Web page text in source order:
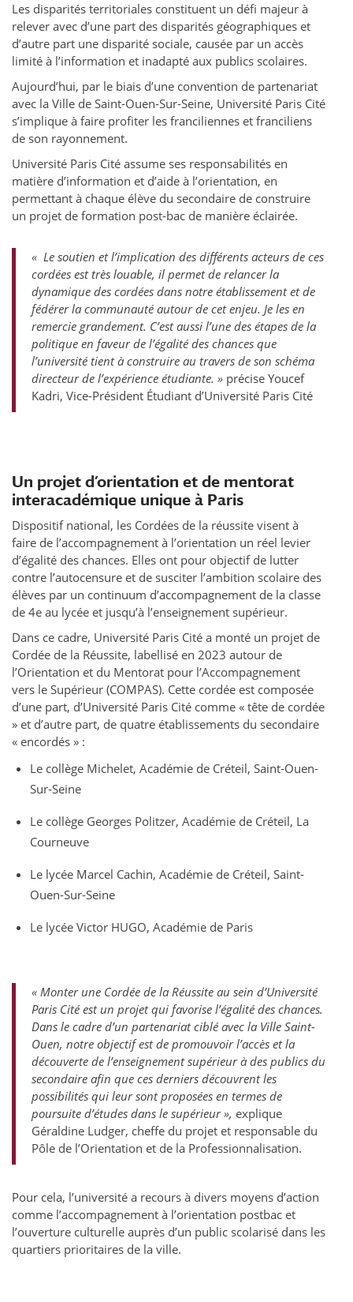
Les disparités territoriales constituent un défi majeur à
relever avec d’une part des disparités géographiques et
d’autre part une disparité sociale, causée par un accès
limité à l’information et inadapté aux publics scolaires.
Aujourd’hui, par le biais d’une convention de partenariat
avec la Ville de Saint-Ouen-Sur-Seine, Université Paris Cité
s’implique à faire profiter les franciliennes et franciliens
de son rayonnement.
Université Paris Cité assume ses responsabilités en
matière d’information et d’aide à l’orientation, en
permettant à chaque élève du secondaire de construire
un projet de formation post-bac de manière éclairée.
« Le soutien et l’implication des différents acteurs de ces
cordées est très louable, il permet de relancer la
dynamique des cordées dans notre établissement et de
fédérer la communauté autour de cet enjeu. Je les en
remercie grandement. C’est aussi l’une des étapes de la
politique en faveur de l’égalité des chances que
l’université tient à construire au travers de son schéma
directeur de l’expérience étudiante. » précise Youcef
Kadri, Vice-Président Étudiant d’Université Paris Cité
Un projet d’orientation et de mentorat
interacadémique unique à Paris
Dispositif national, les Cordées de la réussite visent à
faire de l’accompagnement à l’orientation un réel levier
d’égalité des chances. Elles ont pour objectif de lutter
contre l’autocensure et de susciter l’ambition scolaire des
élèves par un continuum d’accompagnement de la classe
de 4e au lycée et jusqu’à l’enseignement supérieur.
Dans ce cadre, Université Paris Cité a monté un projet de
Cordée de la Réussite, labellisé en 2023 autour de
l’Orientation et du Mentorat pour l’Accompagnement
vers le Supérieur (COMPAS). Cette cordée est composée
d’une part, d’Université Paris Cité comme « tête de cordée
» et d’autre part, de quatre établissements du secondaire
« encordés » :
Le collège Michelet, Académie de Créteil, Saint-Ouen-
Sur-Seine
Le collège Georges Politzer, Académie de Créteil, La
Courneuve
Le lycée Marcel Cachin, Académie de Créteil, Saint-
Ouen-Sur-Seine
Le lycée Victor HUGO, Académie de Paris
« Monter une Cordée de la Réussite au sein d’Université
Paris Cité est un projet qui favorise l’égalité des chances.
Dans le cadre d’un partenariat ciblé avec la Ville Saint-
Ouen, notre objectif est de promouvoir l’accès et la
découverte de l’enseignement supérieur à des publics du
secondaire afin que ces derniers découvrent les
possibilités qui leur sont proposées en termes de
poursuite d’études dans le supérieur », explique
Géraldine Ludger, cheffe du projet et responsable du
Pôle de l’Orientation et de la Professionnalisation.
Pour cela, l’université a recours à divers moyens d’action
comme l’accompagnement à l’orientation postbac et
l’ouverture culturelle auprès d’un public scolarisé dans les
quartiers prioritaires de la ville.